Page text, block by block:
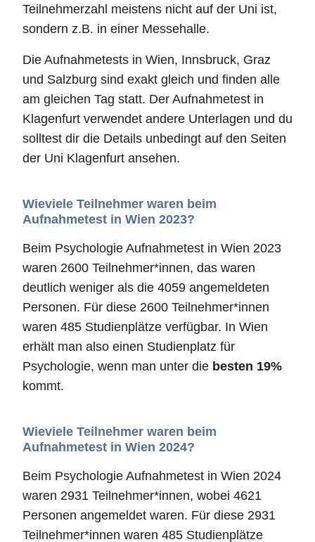
Teilnehmerzahl meistens nicht auf der Uni ist,
sondern z.B. in einer Messehalle.
Die Aufnahmetests in Wien, Innsbruck, Graz
und Salzburg sind exakt gleich und finden alle
am gleichen Tag statt. Der Aufnahmetest in
Klagenfurt verwendet andere Unterlagen und du
solltest dir die Details unbedingt auf den Seiten
der Uni Klagenfurt ansehen.
Wieviele Teilnehmer waren beim
Aufnahmetest in Wien 2023?
Beim Psychologie Aufnahmetest in Wien 2023
waren 2600 Teilnehmer*innen, das waren
deutlich weniger als die 4059 angemeldeten
Personen. Für diese 2600 Teilnehmer*innen
waren 485 Studienplätze verfügbar. In Wien
erhält man also einen Studienplatz für
Psychologie, wenn man unter die besten 19%
kommt.
Wieviele Teilnehmer waren beim
Aufnahmetest in Wien 2024?
Beim Psychologie Aufnahmetest in Wien 2024
waren 2931 Teilnehmer*innen, wobei 4621
Personen angemeldet waren. Für diese 2931
Teilnehmer*innen waren 485 Studienplätze